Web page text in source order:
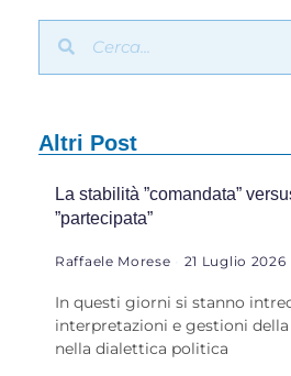
Altri Post
La stabilità ”comandata”
”partecipata”
Raffaele Morese 21 Luglio 2026
In questi giorni si stanno
interpretazioni e gestioni della
nella dialettica politica